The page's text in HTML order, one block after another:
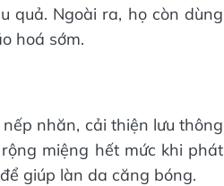
quả. Ngoài ra, họ còn dùng
hoá sớm.
nhăn, cải thiện lưu thông
miệng hết mức khi phát
giúp làn da căng bóng.